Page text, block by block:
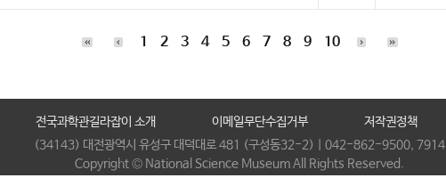
1 2 3 4 5 6 7 8 9 10
전국과학관길라잡이 소개 이메일무단수집거부 저작권정책
(34143) 대전광역시 유성구 대덕대로 481 (구성동32-2) | 042-862-9500, 7914
Copyright © National Science Museum All Rights Reserved.